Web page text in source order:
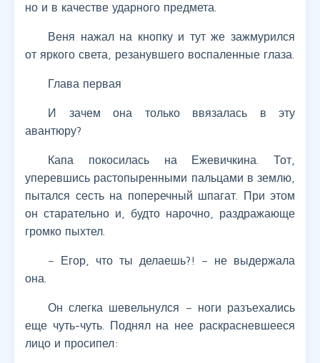
но и в качестве ударного предмета.
Веня нажал на кнопку и тут же зажмурился
от яркого света, резанувшего воспаленные глаза.
Глава первая
И зачем она только ввязалась в эту
авантюру?
Капа покосилась на Ежевичкина. Тот,
уперевшись растопыренными пальцами в землю,
пытался сесть на поперечный шпагат. При этом
он старательно и, будто нарочно, раздражающе
громко пыхтел.
– Егор, что ты делаешь?! – не выдержала
она.
Он слегка шевельнулся – ноги разъехались
еще чуть-чуть. Поднял на нее раскрасневшееся
лицо и просипел: